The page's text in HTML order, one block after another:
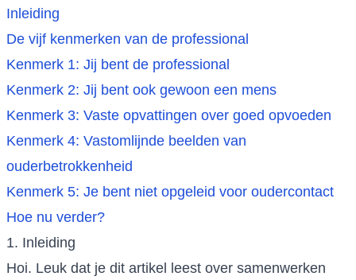
Inleiding
De vijf kenmerken van de professional
Kenmerk 1: Jij bent de professional
Kenmerk 2: Jij bent ook gewoon een mens
Kenmerk 3: Vaste opvattingen over goed opvoeden
Kenmerk 4: Vastomlijnde beelden van
ouderbetrokkenheid
Kenmerk 5: Je bent niet opgeleid voor oudercontact
Hoe nu verder?
1. Inleiding
Hoi. Leuk dat je dit artikel leest over samenwerken